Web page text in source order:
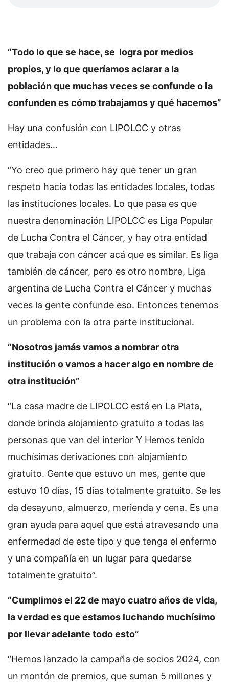
“Todo lo que se hace, se logra por medios
propios, y lo que queríamos aclarar a la
población que muchas veces se confunde o la
confunden es cómo trabajamos y qué hacemos”
Hay una confusión con LIPOLCC y otras
entidades…
“Yo creo que primero hay que tener un gran
respeto hacia todas las entidades locales, todas
las instituciones locales. Lo que pasa es que
nuestra denominación LIPOLCC es Liga Popular
de Lucha Contra el Cáncer, y hay otra entidad
que trabaja con cáncer acá que es similar. Es liga
también de cáncer, pero es otro nombre, Liga
argentina de Lucha Contra el Cáncer y muchas
veces la gente confunde eso. Entonces tenemos
un problema con la otra parte institucional.
“Nosotros jamás vamos a nombrar otra
institución o vamos a hacer algo en nombre de
otra institución”
“La casa madre de LIPOLCC está en La Plata,
donde brinda alojamiento gratuito a todas las
personas que van del interior Y Hemos tenido
muchísimas derivaciones con alojamiento
gratuito. Gente que estuvo un mes, gente que
estuvo 10 días, 15 días totalmente gratuito. Se les
da desayuno, almuerzo, merienda y cena. Es una
gran ayuda para aquel que está atravesando una
enfermedad de este tipo y que tenga el enfermo
y una compañía en un lugar para quedarse
totalmente gratuito”.
“Cumplimos el 22 de mayo cuatro años de vida,
la verdad es que estamos luchando muchísimo
por llevar adelante todo esto”
“Hemos lanzado la campaña de socios 2024, con
un montón de premios, que suman 5 millones y